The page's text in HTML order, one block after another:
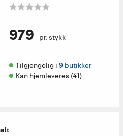
979 pr. stykk
Tilgjengelig i 9 butikker
Kan hjemleveres (41)